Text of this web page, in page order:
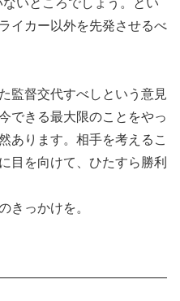
いところでしょう。とい
イカー以外を先発させるべ
監督交代すべしという意見
できる最大限のことをやっ
あります。相手を考えるこ
目を向けて、ひたすら勝利
きっかけを。